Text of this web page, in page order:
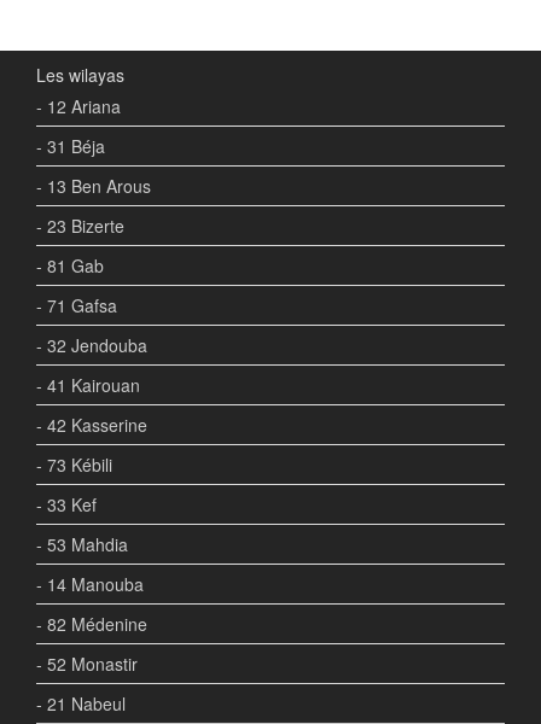
Les wilayas
- 12 Ariana
- 31 Béja
- 13 Ben Arous
- 23 Bizerte
- 81 Gab
- 71 Gafsa
- 32 Jendouba
- 41 Kairouan
- 42 Kasserine
- 73 Kébili
- 33 Kef
- 53 Mahdia
- 14 Manouba
- 82 Médenine
- 52 Monastir
- 21 Nabeul